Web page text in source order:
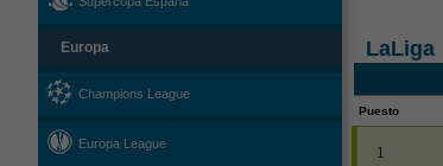
Europa
Champions League
Europa League
LaLiga
Puesto
1